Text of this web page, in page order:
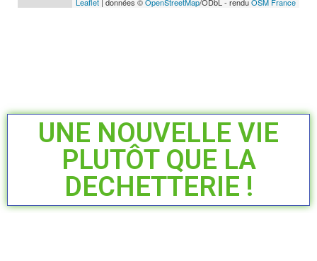
UNE NOUVELLE VIE
PLUTÔT QUE LA
DECHETTERIE !